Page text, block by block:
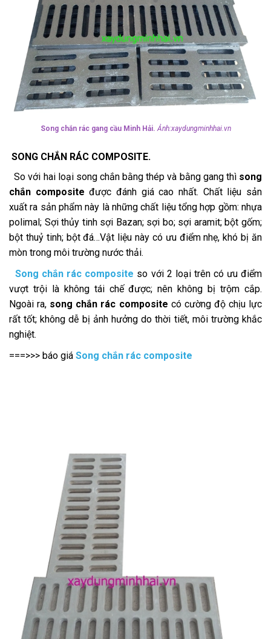
Song chắn rác gang cầu Minh Hải.Ảnh:xaydungminhhai.vn
SONG CHẮN RÁC COMPOSITE.
So với hai loại song chắn bằng thép và bằng gang thì song
chắn composite được đánh giá cao nhất. Chất liệu sản
xuất ra sản phẩm này là những chất liệu tổng hợp gồm: nhựa
polimal; Sợi thủy tinh sợi Bazan; sợi bo; sợi aramit; bột gốm;
bột thuỷ tinh; bột đá…Vật liệu này có ưu điểm nhẹ, khó bị ăn
mòn trong môi trường nước thải.
Song chắn rác composite so với 2 loại trên có ưu điểm
vượt trội là không tái chế được; nên không bị trộm cắp.
Ngoài ra, song chắn rác composite có cường độ chịu lực
rất tốt; không dễ bị ảnh hưởng do thời tiết, môi trường khắc
nghiệt.
===>>> báo giá Song chắn rác composite